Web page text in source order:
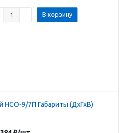
В корзину
9/7П Габариты (ДхГхВ)